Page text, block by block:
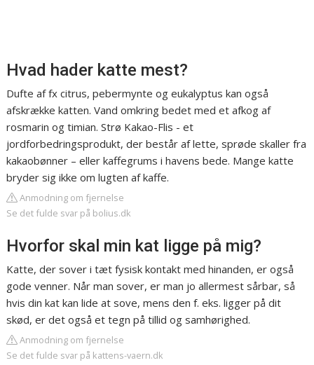
Hvad hader katte mest?
Dufte af fx citrus, pebermynte og eukalyptus kan også
afskrække katten. Vand omkring bedet med et afkog af
rosmarin og timian. Strø Kakao-Flis - et
jordforbedringsprodukt, der består af lette, sprøde skaller fra
kakaobønner – eller kaffegrums i havens bede. Mange katte
bryder sig ikke om lugten af kaffe.
Anmodning om fjernelse
Se det fulde svar på bolius.dk
Hvorfor skal min kat ligge på mig?
Katte, der sover i tæt fysisk kontakt med hinanden, er også
gode venner. Når man sover, er man jo allermest sårbar, så
hvis din kat kan lide at sove, mens den f. eks. ligger på dit
skød, er det også et tegn på tillid og samhørighed.
Anmodning om fjernelse
Se det fulde svar på kattens-vaern.dk